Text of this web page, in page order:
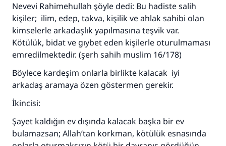
Nevevi Rahimehullah şöyle dedi: Bu hadiste salih
kişiler; ilim, edep, takva, kişilik ve ahlak sahibi olan
kimselerle arkadaşlık yapılmasına teşvik var.
Kötülük, bidat ve gıybet eden kişilerle oturulmaması
emredilmektedir. (şerh sahih muslim 16/178)
Böylece kardeşim onlarla birlikte kalacak iyi
arkadaş aramaya özen göstermen gerekir.
İkincisi:
Şayet kaldığın ev dışında kalacak başka bir ev
bulamazsan; Allah’tan korkman, kötülük esnasında